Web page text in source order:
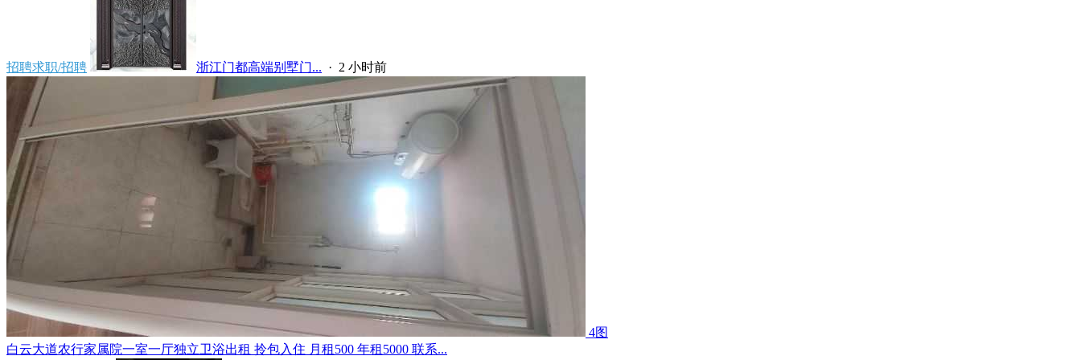
招聘求职/招聘 浙江门都高端别墅门... · 2 小时前
4图
白云大道农行家属院一室一厅独立卫浴出租 拎包入住 月租500 年租5000 联系...